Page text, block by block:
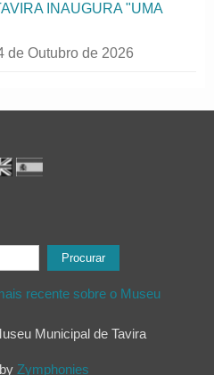
INAUGURA "UMA
de Outubro de 2026
recente sobre o Museu
Municipal de Tavira
Zymphonies